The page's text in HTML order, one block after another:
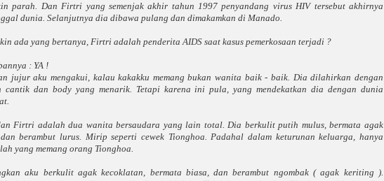
parah. Dan Firtri yang semenjak akhir tahun 1997 penyandang virus HIV tersebut akhirnya
dunia. Selanjutnya dia dibawa pulang dan dimakamkan di Manado.
ada yang bertanya, Firtri adalah penderita AIDS saat kasus pemerkosaan terjadi ?
: YA !
jujur aku mengakui, kalau kakakku memang bukan wanita baik - baik. Dia dilahirkan dengan
cantik dan body yang menarik. Tetapi karena ini pula, yang mendekatkan dia dengan dunia
Firtri adalah dua wanita bersaudara yang lain total. Dia berkulit putih mulus, bermata agak
berambut lurus. Mirip seperti cewek Tionghoa. Padahal dalam keturunan keluarga, hanya
yang memang orang Tionghoa.
aku berkulit agak kecoklatan, bermata biasa, dan berambut ngombak ( agak keriting ).